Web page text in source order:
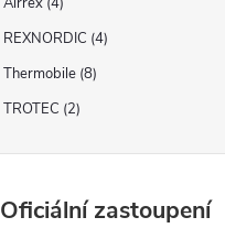
REXNORDIC 4
Thermobile 8
TROTEC 2
Oficiální zastoupení